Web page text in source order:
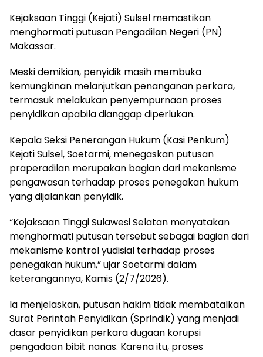
Kejaksaan Tinggi (Kejati) Sulsel memastikan
menghormati putusan Pengadilan Negeri (PN)
Makassar.
Meski demikian, penyidik masih membuka
kemungkinan melanjutkan penanganan perkara,
termasuk melakukan penyempurnaan proses
penyidikan apabila dianggap diperlukan.
Kepala Seksi Penerangan Hukum (Kasi Penkum)
Kejati Sulsel, Soetarmi, menegaskan putusan
praperadilan merupakan bagian dari mekanisme
pengawasan terhadap proses penegakan hukum
yang dijalankan penyidik.
“Kejaksaan Tinggi Sulawesi Selatan menyatakan
menghormati putusan tersebut sebagai bagian dari
mekanisme kontrol yudisial terhadap proses
penegakan hukum,” ujar Soetarmi dalam
keterangannya, Kamis (2/7/2026).
Ia menjelaskan, putusan hakim tidak membatalkan
Surat Perintah Penyidikan (Sprindik) yang menjadi
dasar penyidikan perkara dugaan korupsi
pengadaan bibit nanas. Karena itu, proses